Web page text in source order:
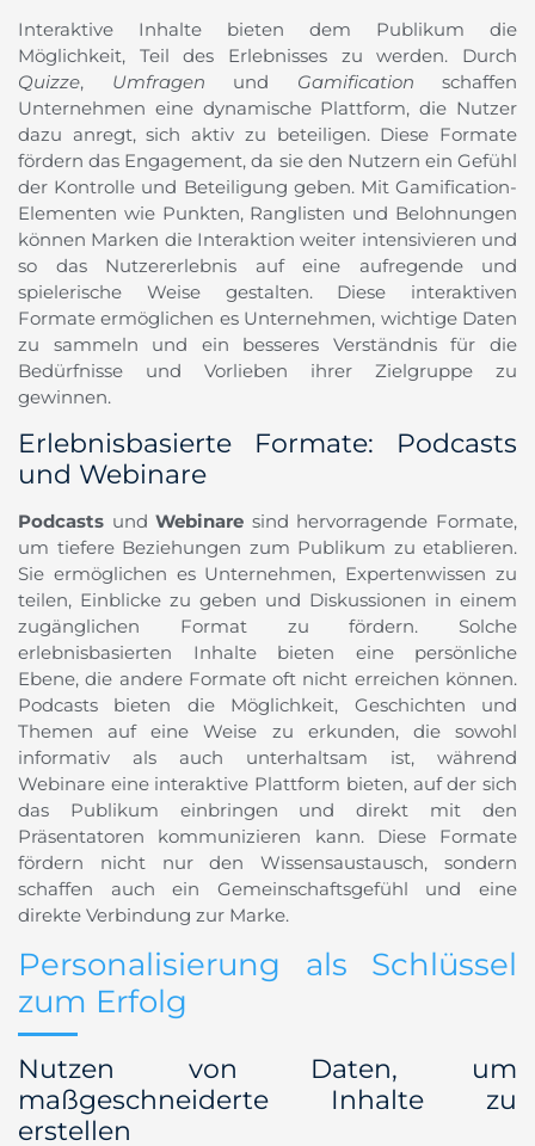
Interaktive Inhalte bieten dem Publikum die
Möglichkeit, Teil des Erlebnisses zu werden. Durch
Quizze, Umfragen und Gamification schaffen
Unternehmen eine dynamische Plattform, die Nutzer
dazu anregt, sich aktiv zu beteiligen. Diese Formate
fördern das Engagement, da sie den Nutzern ein Gefühl
der Kontrolle und Beteiligung geben. Mit Gamification-
Elementen wie Punkten, Ranglisten und Belohnungen
können Marken die Interaktion weiter intensivieren und
so das Nutzererlebnis auf eine aufregende und
spielerische Weise gestalten. Diese interaktiven
Formate ermöglichen es Unternehmen, wichtige Daten
zu sammeln und ein besseres Verständnis für die
Bedürfnisse und Vorlieben ihrer Zielgruppe zu
gewinnen.
Erlebnisbasierte Formate: Podcasts
und Webinare
Podcasts undWebinare sind hervorragende Formate,
um tiefere Beziehungen zum Publikum zu etablieren.
Sie ermöglichen es Unternehmen, Expertenwissen zu
teilen, Einblicke zu geben und Diskussionen in einem
zugänglichen Format zu fördern. Solche
erlebnisbasierten Inhalte bieten eine persönliche
Ebene, die andere Formate oft nicht erreichen können.
Podcasts bieten die Möglichkeit, Geschichten und
Themen auf eine Weise zu erkunden, die sowohl
informativ als auch unterhaltsam ist, während
Webinare eine interaktive Plattform bieten, auf der sich
das Publikum einbringen und direkt mit den
Präsentatoren kommunizieren kann. Diese Formate
fördern nicht nur den Wissensaustausch, sondern
schaffen auch ein Gemeinschaftsgefühl und eine
direkte Verbindung zur Marke.
Personalisierung als Schlüssel
zum Erfolg
Nutzen von Daten, um
maßgeschneiderte Inhalte zu
erstellen